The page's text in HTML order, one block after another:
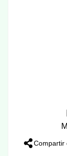
Compartir